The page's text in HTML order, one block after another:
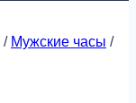
/ Мужские часы /